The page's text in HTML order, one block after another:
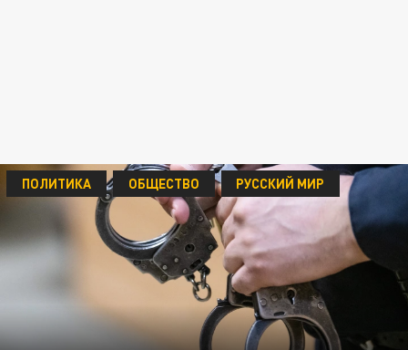
ПОЛИТИКА ОБЩЕСТВО РУССКИЙ МИР